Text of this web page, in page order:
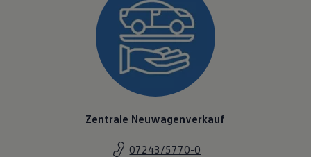
Zentrale Neuwagenverkauf
07243/5770-0